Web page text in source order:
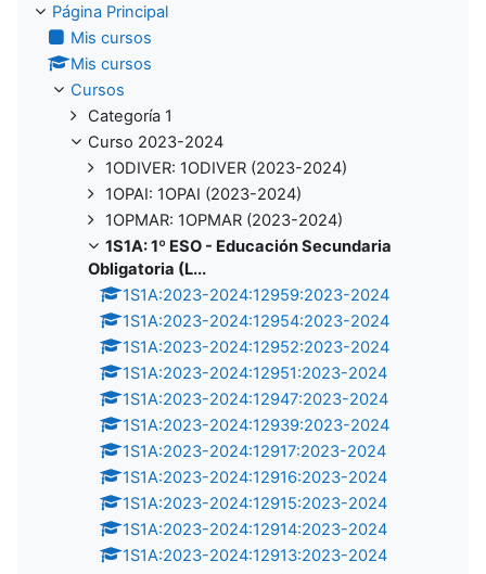
Página Principal
Mis cursos
Mis cursos
Cursos
Categoría 1
Curso 2023-2024
1ODIVER: 1ODIVER (2023-2024)
1OPAI: 1OPAI (2023-2024)
1OPMAR: 1OPMAR (2023-2024)
1S1A: 1º ESO - Educación Secundaria
Obligatoria (L...
1S1A:2023-2024:12959:2023-2024
1S1A:2023-2024:12954:2023-2024
1S1A:2023-2024:12952:2023-2024
1S1A:2023-2024:12951:2023-2024
1S1A:2023-2024:12947:2023-2024
1S1A:2023-2024:12939:2023-2024
1S1A:2023-2024:12917:2023-2024
1S1A:2023-2024:12916:2023-2024
1S1A:2023-2024:12915:2023-2024
1S1A:2023-2024:12914:2023-2024
1S1A:2023-2024:12913:2023-2024